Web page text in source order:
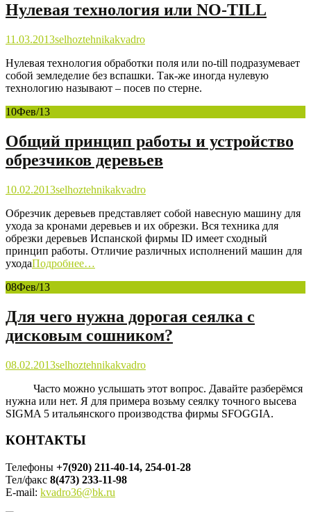
Нулевая технология или NO-TILL
11.03.2013selhoztehnikakvadro
Нулевая технология обработки поля или no-till подразумевает
собой земледелие без вспашки. Так-же иногда нулевую
технологию называют – посев по стерне.
10Фев/13
Общий принцип работы и устройство
обрезчиков деревьев
10.02.2013selhoztehnikakvadro
Обрезчик деревьев представляет собой навесную машину для
ухода за кронами деревьев и их обрезки. Вся техника для
обрезки деревьев Испанской фирмы ID имеет сходный
принцип работы. Отличие различных исполнений машин для
уходаПодробнее…
08Фев/13
Для чего нужна дорогая сеялка с
дисковым сошником?
08.02.2013selhoztehnikakvadro
Часто можно услышать этот вопрос. Давайте разберёмся
нужна или нет. Я для примера возьму сеялку точного высева
SIGMA 5 итальянского производства фирмы SFOGGIA.
КОНТАКТЫ
Телефоны +7(920) 211-40-14, 254-01-28
Тел/факс 8(473) 233-11-98
E-mail: kvadro36@bk.ru